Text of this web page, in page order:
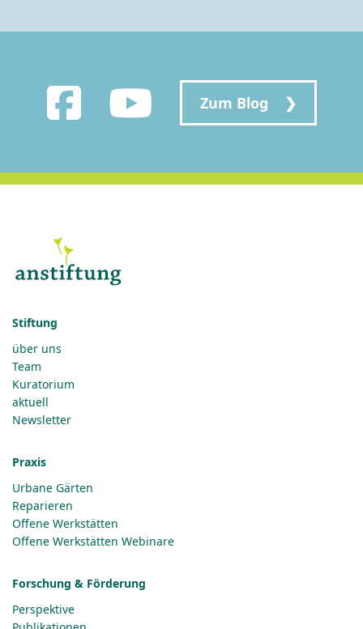
Zum Blog ❯
Stiftung
über uns
Team
Kuratorium
aktuell
Newsletter
Praxis
Urbane Gärten
Reparieren
Offene Werkstätten
Offene Werkstätten Webinare
Forschung & Förderung
Perspektive